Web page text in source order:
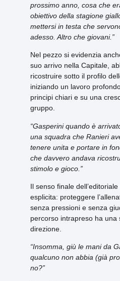
prossimo anno, cosa che
obiettivo della stagione
mettersi in testa che
adesso. Altro che giovani.”
Nel pezzo si evidenzia
suo arrivo nella Capitale,
ricostruire sotto il profilo
iniziando un lavoro
principi chiari e su una
gruppo.
“Gasperini quando è
una squadra che Ranieri
tenere unita e portare in
che davvero andava
stimolo e gioco.”
Il senso finale
esplicita: proteggere
senza pressioni e senza
percorso intrapreso ha una
direzione.
“Insomma, giù le mani da
qualcuno non abbia (già
no?”